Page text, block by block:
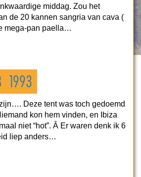
middag. Zou het
de 20 kannen sangria van cava (
mega-pan paella…
1993
Deze tent was toch gedoemd
kon hem vinden, en Ibiza
niet “hot”. Â Er waren denk ik 6
liep anders…